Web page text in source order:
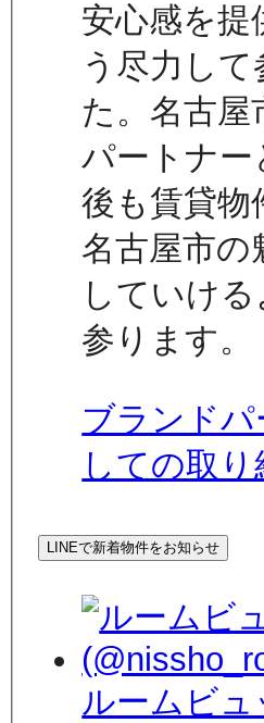
安心感を提
う尽力して
た。名古屋
パートナー
後も賃貸物
名古屋市の
していけ
参ります。
ブランドパ
しての取り
LINEで新着物件をお知らせ
ルームビュ